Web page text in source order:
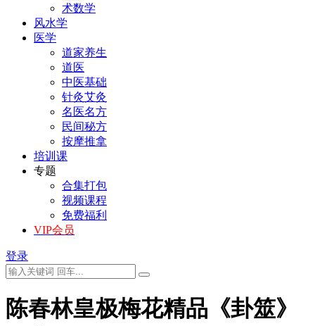
术数学
风水学
医学
道家养生
道医
中医基础
针灸艾灸
名医名方
民间秘方
按摩推拿
培训课
专题
合集打包
视频课程
免费福利
VIP会员
登录
陈春林皇极梅花精品《卦筮》